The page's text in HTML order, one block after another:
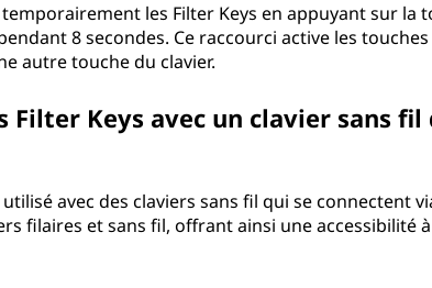
les Filter Keys en appuyant sur la
8 secondes. Ce raccourci active les
autre touche du clavier.
Filter Keys avec un clavier sans fil
avec des claviers sans fil qui se connectent
filaires et sans fil, offrant ainsi une accessibilité